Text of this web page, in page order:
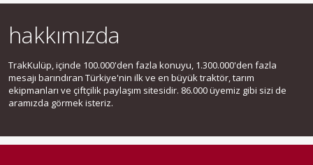
hakkımızda
TrakKulüp, içinde 100.000'den fazla konuyu, 1.300.000'den fazla
mesajı barındıran Türkiye'nin ilk ve en büyük traktör, tarım
ekipmanları ve çiftçilik paylaşım sitesidir. 86.000 üyemiz gibi sizi de
aramızda görmek isteriz.